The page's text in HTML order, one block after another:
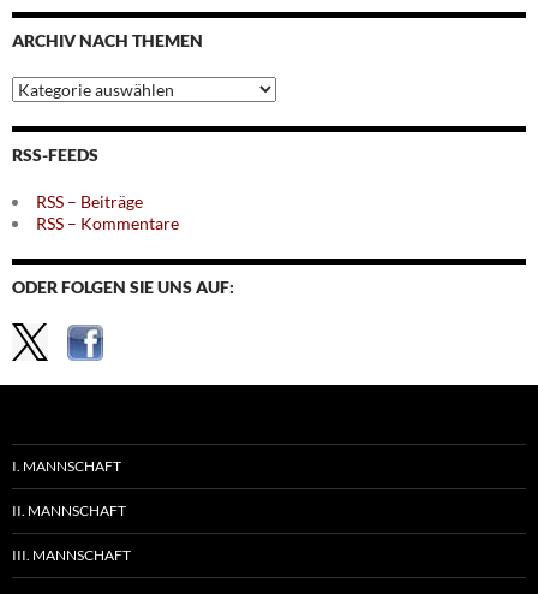
Monaten
ARCHIV NACH THEMEN
Archiv
nach
Themen
RSS-FEEDS
RSS – Beiträge
RSS – Kommentare
ODER FOLGEN SIE UNS AUF:
I. MANNSCHAFT
II. MANNSCHAFT
III. MANNSCHAFT